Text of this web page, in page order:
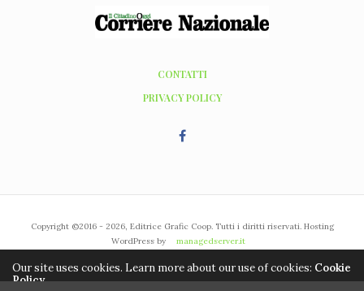
CONTATTI
PRIVACY POLICY
Copyright ©2016 - 2026, Editrice Grafic Coop. Tutti i diritti riservati. Hosting
WordPress by
managedserver.it
Our site uses cookies. Learn more about our use of cookies: Cookie
Policy